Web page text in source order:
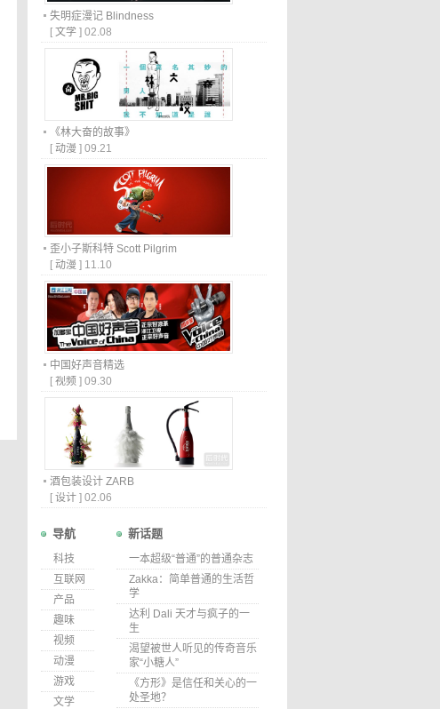
失明症漫记 Blindness
[ 文学 ] 02.08
《林大奋的故事》
[ 动漫 ] 09.21
歪小子斯科特 Scott Pilgrim
[ 动漫 ] 11.10
中国好声音精选
[ 视频 ] 09.30
酒包装设计 ZARB
[ 设计 ] 02.06
导航
科技
互联网
产品
趣味
视频
动漫
游戏
文学
新话题
一本超级“普通”的普通杂志
Zakka：简单普通的生活哲
学
达利 Dali 天才与疯子的一
生
渴望被世人听见的传奇音乐
家“小糖人”
《方形》是信任和关心的一
处圣地？